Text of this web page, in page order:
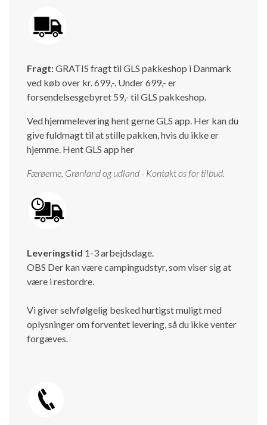
Fragt:GRATIS fragt til GLS pakkeshop i Danmark
ved køb over kr. 699,-. Under 699,- er
forsendelsesgebyret 59,- til GLS pakkeshop.
Ved hjemmelevering hent gerne GLS app. Her kan du
give fuldmagt til at stille pakken, hvis du ikke er
hjemme. Hent GLS app her
Færøerne, Grønland og udland - Kontakt os for tilbud.
Leveringstid 1-3 arbejdsdage.
OBS Der kan være campingudstyr, som viser sig at
være i restordre.
Vi giver selvfølgelig besked hurtigst muligt med
oplysninger om forventet levering, så du ikke venter
forgæves.